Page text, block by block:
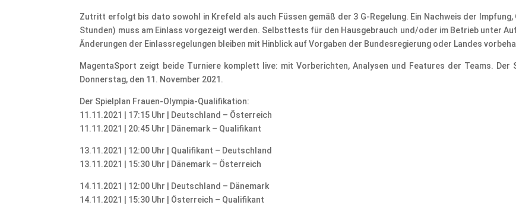
Zutritt erfolgt bis dato sowohl in Krefeld als auch Füssen gemäß der 3 G-Regelung. Ein Nachweis der
Stunden) muss am Einlass vorgezeigt werden. Selbsttests für den Hausgebrauch und/oder im Betrieb unter
Änderungen der Einlassregelungen bleiben mit Hinblick auf Vorgaben der Bundesregierung oder Landes
MagentaSport zeigt beide Turniere komplett live: mit Vorberichten, Analysen und Features der Teams.
Donnerstag, den 11. November 2021.
Der Spielplan Frauen-Olympia-Qualifikation:
11.11.2021 | 17:15 Uhr | Deutschland – Österreich
11.11.2021 | 20:45 Uhr | Dänemark – Qualifikant
13.11.2021 | 12:00 Uhr | Qualifikant – Deutschland
13.11.2021 | 15:30 Uhr | Dänemark – Österreich
14.11.2021 | 12:00 Uhr | Deutschland – Dänemark
14.11.2021 | 15:30 Uhr | Österreich – Qualifikant